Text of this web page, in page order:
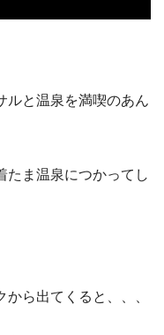
ルと温泉を満喫のあん
たま温泉につかってし
ら出てくると、、、